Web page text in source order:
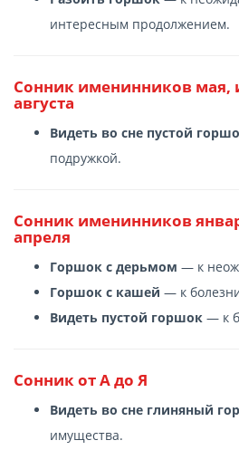
интересным продолжением.
Сонник именинников мая,
августа
Видеть во сне пустой
подружкой.
Сонник именинников
апреля
Горшок с дерьмом — к
Горшок с кашей — к
Видеть пустой горшок — к
Сонник от А до Я
Видеть во сне глиняный
имущества.